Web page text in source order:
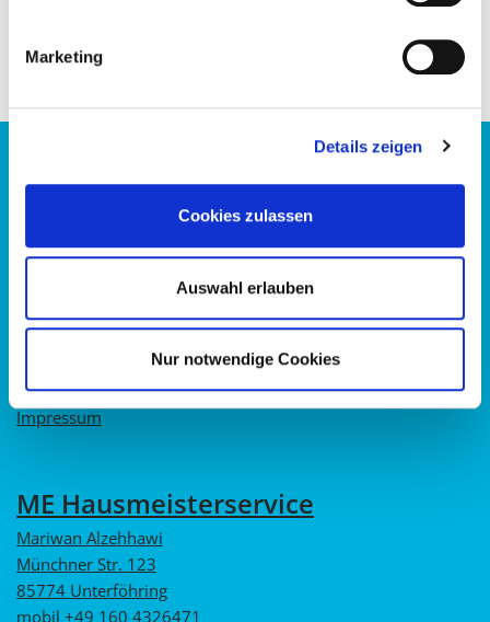
Marketing
Details zeigen
Cookies zulassen
Auswahl erlauben
Nur notwendige Cookies
Home
Unser Team
Datenschutz
Datenschutz
Impressum
ME Hausmeisterservice
Mariwan Alzehhawi
Münchner Str. 123
85774 Unterföhring
mobil +49 160 4326471